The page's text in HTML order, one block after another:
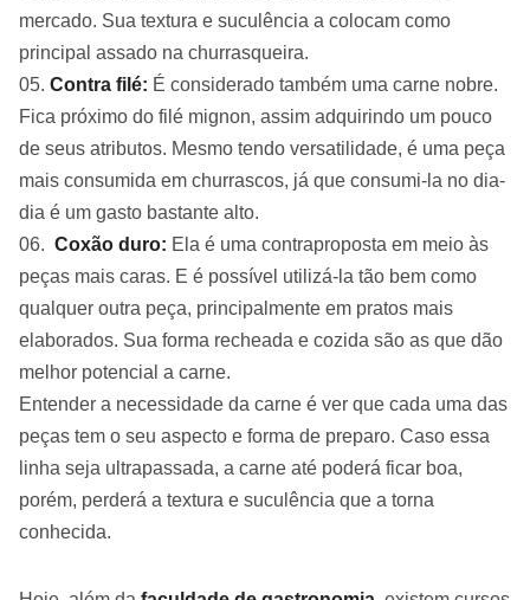
mercado. Sua textura e suculência a colocam como
principal assado na churrasqueira.
Contra filé: É considerado também uma carne nobre.
Fica próximo do filé mignon, assim adquirindo um pouco
de seus atributos. Mesmo tendo versatilidade, é uma peça
mais consumida em churrascos, já que consumi-la no dia-
dia é um gasto bastante alto.
Coxão duro: Ela é uma contraproposta em meio às
peças mais caras. E é possível utilizá-la tão bem como
qualquer outra peça, principalmente em pratos mais
elaborados. Sua forma recheada e cozida são as que dão
melhor potencial a carne.
Entender a necessidade da carne é ver que cada uma das
peças tem o seu aspecto e forma de preparo. Caso essa
linha seja ultrapassada, a carne até poderá ficar boa,
porém, perderá a textura e suculência que a torna
conhecida.